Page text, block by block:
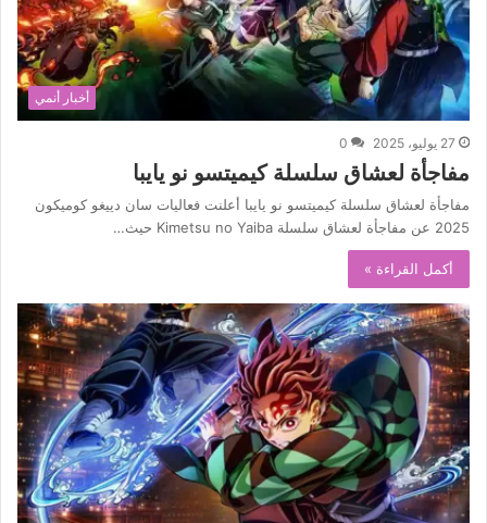
أخبار أنمي
27 يوليو، 2025 0
مفاجأة لعشاق سلسلة كيميتسو نو يايبا
مفاجأة لعشاق سلسلة كيميتسو نو يايبا أعلنت فعاليات سان دييغو كوميكون
2025 عن مفاجأة لعشاق سلسلة Kimetsu no Yaiba حيث…
أكمل القراءة »